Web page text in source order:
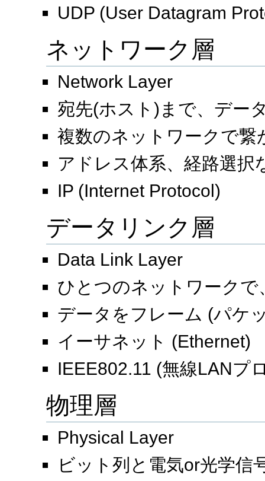
UDP (User Datagram
ネットワーク層
Network Layer
宛先(ホスト)まで、デー
複数のネットワークで繋
アドレス体系、経路選択
IP (Internet Protocol)
データリンク層
Data Link Layer
ひとつのネットワーク
データをフレーム (パケ
イーサネット (Ethernet)
IEEE802.11 (無線LANプ
物理層
Physical Layer
ビット列と電気or光学信